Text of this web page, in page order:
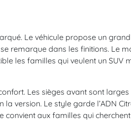
Le véhicule propose un
remarque dans les finitions. Le
les familles qui veulent un SUV
Les sièges avant sont
version. Le style garde l’ADN
aux familles qui